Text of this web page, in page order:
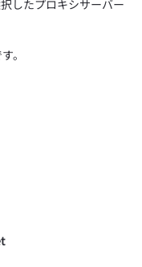
したプロキシサーバー
。